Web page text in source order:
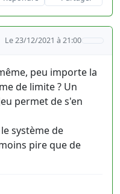
Le 23/12/2021 à 21:00
peu importe la
de limite ? Un
permet de s'en
système de
pire que de